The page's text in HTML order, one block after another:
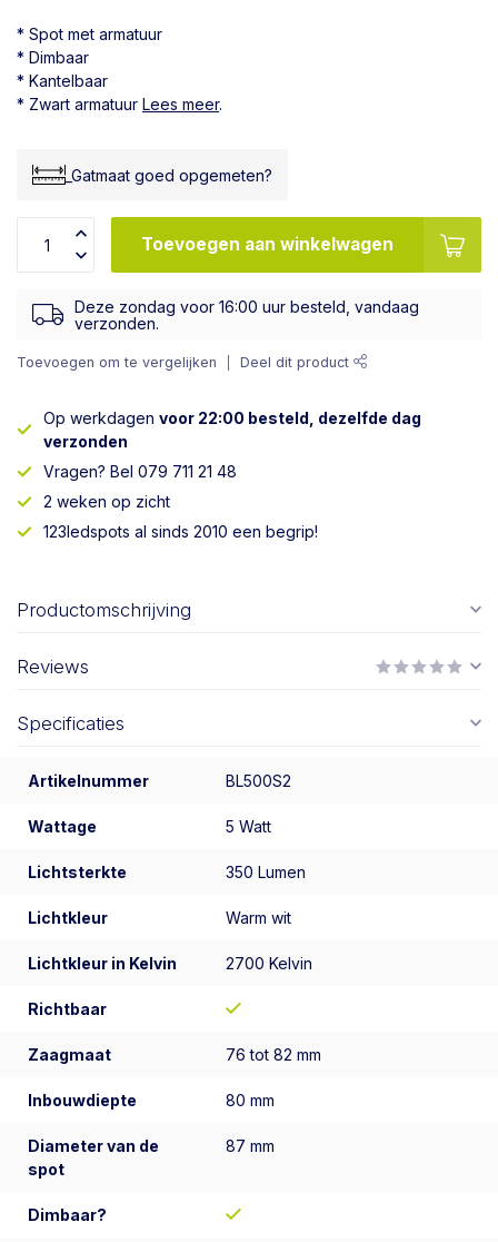
* Spot met armatuur
* Dimbaar
* Kantelbaar
* Zwart armatuur Lees meer.
_Gatmaat goed opgemeten?
Toevoegen aan winkelwagen
Deze zondag voor 16:00 uur besteld, vandaag
verzonden.
Toevoegen om te vergelijken Deel dit product
Op werkdagen voor 22:00 besteld, dezelfde dag
verzonden
Vragen? Bel 079 711 21 48
2 weken op zicht
123ledspots al sinds 2010 een begrip!
Productomschrijving
Reviews
Specificaties
Artikelnummer BL500S2
Wattage 5 Watt
Lichtsterkte 350 Lumen
Lichtkleur Warm wit
Lichtkleur in Kelvin 2700 Kelvin
Richtbaar
Zaagmaat 76 tot 82 mm
Inbouwdiepte 80 mm
Diameter van de
spot
87 mm
Dimbaar?